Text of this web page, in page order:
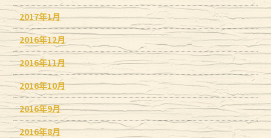
2017年1月
2016年12月
2016年11月
2016年10月
2016年9月
2016年8月